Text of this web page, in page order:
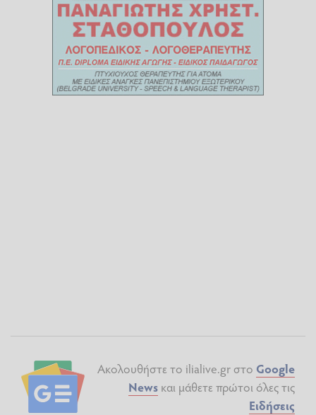
Ακολουθήστε το ilialive.gr στο Google
News και μάθετε πρώτοι όλες τις
Ειδήσεις